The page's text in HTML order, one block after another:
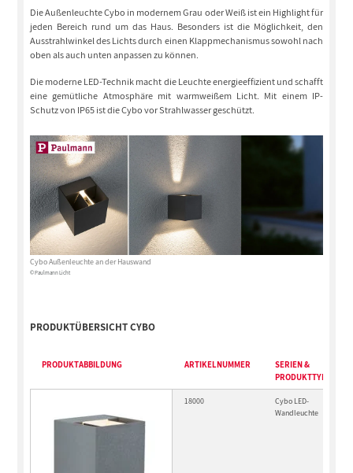
Die Außenleuchte Cybo in modernem Grau oder Weiß ist ein Highlight für
jeden Bereich rund um das Haus. Besonders ist die Möglichkeit, den
Ausstrahlwinkel des Lichts durch einen Klappmechanismus sowohl nach
oben als auch unten anpassen zu können.
Die moderne LED-Technik macht die Leuchte energieeffizient und schafft
eine gemütliche Atmosphäre mit warmweißem Licht. Mit einem IP-
Schutz von IP65 ist die Cybo vor Strahlwasser geschützt.
Cybo Außenleuchte an der Hauswand
© Paulmann Licht
PRODUKTÜBERSICHT CYBO
PRODUKTABBILDUNG ARTIKELNUMMER
SERIEN &
PRODUKTTYP
18000
Cybo LED-
Wandleuchte